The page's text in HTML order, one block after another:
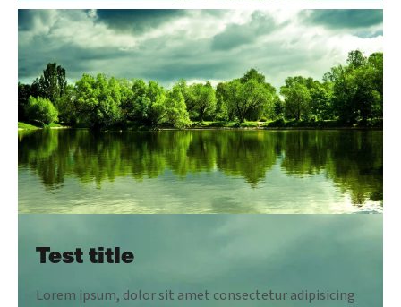
Test title
Lorem ipsum, dolor sit amet consectetur adipisicing